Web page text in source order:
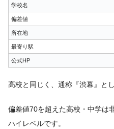
学校名
偏差値
所在地
最寄り駅
公式HP
高校と同じく、通称『渋幕』と
偏差値70を超えた高校・中学は
ハイレベルです。